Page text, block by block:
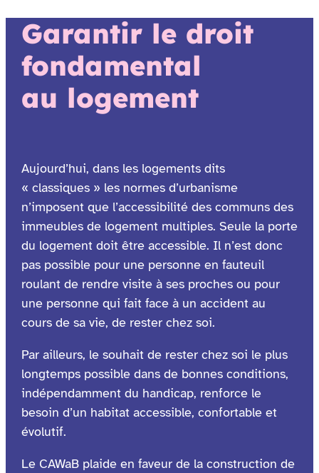
Garantir le droit
fondamental
au logement
Aujourd’hui, dans les logements dits
« classiques » les normes d’urbanisme
n’imposent que l’accessibilité des communs des
immeubles de logement multiples. Seule la porte
du logement doit être accessible. Il n’est donc
pas possible pour une personne en fauteuil
roulant de rendre visite à ses proches ou pour
une personne qui fait face à un accident au
cours de sa vie, de rester chez soi.
Par ailleurs, le souhait de rester chez soi le plus
longtemps possible dans de bonnes conditions,
indépendamment du handicap, renforce le
besoin d’un habitat accessible, confortable et
évolutif.
Le CAWaB plaide en faveur de la construction de